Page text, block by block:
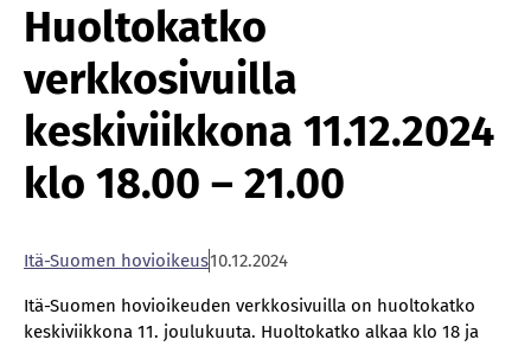
Huoltokatko
verkkosivuilla
keskiviikkona 11.12.2024
klo 18.00 – 21.00
Itä-Suomen hovioikeus10.12.2024
Itä-Suomen hovioikeuden verkkosivuilla on huoltokatko
keskiviikkona 11. joulukuuta. Huoltokatko alkaa klo 18 ja